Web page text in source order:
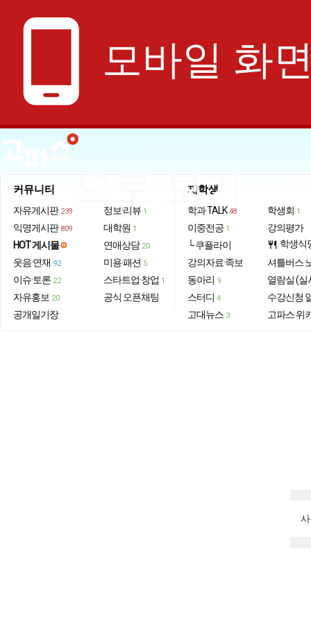
phone_android 모바일 화
으로 보기
커뮤니티
자유게시판 239
익명게시판 809
HOT 게시물
웃음·연재 92
이슈·토론 22
자유홍보 20
공개일기장
정보·리뷰 1
대학원 1
연애상담 20
미용·패션 5
스타트업·창업 1
공식 오픈채팅
재학생
학과 TALK 48
이중전공 1
└ 쿠플라이
강의자료·족보
동아리 9
스터디 4
고대뉴스 3
학생회 1
강의평가
restaurant 학생식
셔틀버스
열람실 (실
수강신청
고파스 위